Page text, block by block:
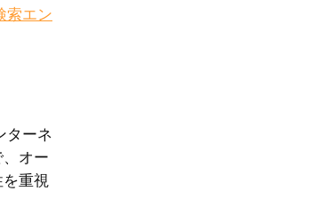
索エン
ターネ
オー
重視